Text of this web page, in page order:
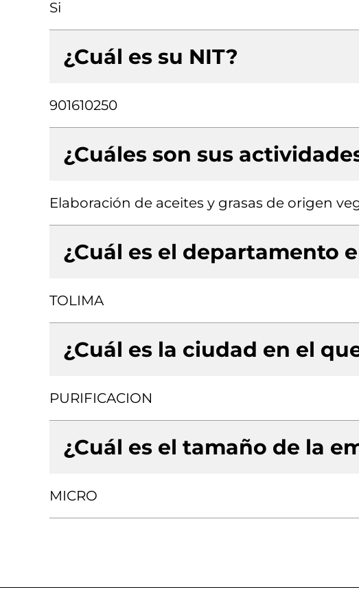
Si
¿Cuál es su NIT?
901610250
¿Cuáles son sus
Elaboración de aceites y grasas de origen
¿Cuál es el departamento
TOLIMA
¿Cuál es la ciudad en el
PURIFICACION
¿Cuál es el tamaño de la
MICRO